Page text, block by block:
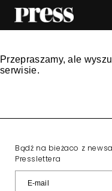
Przepraszamy, ale
serwisie.
Bądź na bieżaco z
Presslettera